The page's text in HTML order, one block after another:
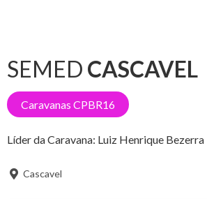
SEMED CASCAVEL
Caravanas CPBR16
Líder da Caravana: Luiz Henrique
Cascavel